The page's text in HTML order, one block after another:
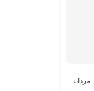
مردانه